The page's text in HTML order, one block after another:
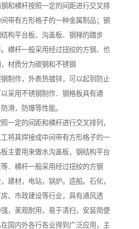
和横杆按照一定的间距进行交叉排
带有方形格子的一种金属制品；钢
构平台板、沟盖板、钢梯的踏步
横杆一般采用经过扭绞的方钢、也
材质分为碳钢和不锈钢
制作，外表热镀锌，可以起到防止
采用不锈钢制作．钢格板具有通
滑，防爆等性能。
一定的间距和横杆进行交叉排列，
将其焊接成中间带有方形格子的一
主要用来做水沟盖板，钢结构平台
．横杆一般采用经过扭绞的方钢
建材，电站，锅炉。造船。石化，
、市政建设等行业，具有通风透
，美观耐用，易于清扫，安装简便
国内外各行各业得到广泛应用，主